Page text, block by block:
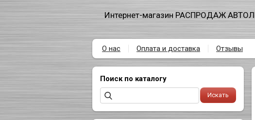
Интернет-магазин РАСПРОДАЖ
О нас Оплата и доставка Отзывы
Поиск по каталогу